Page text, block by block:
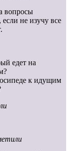
вопросы
не изучу все
едет на
к идущим